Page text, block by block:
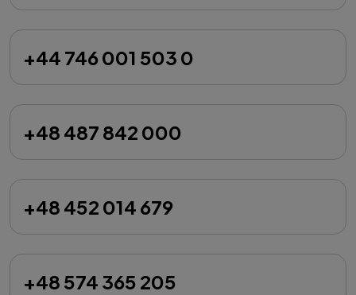
+44 746 001 503 0
+48 487 842 000
+48 452 014 679
+48 574 365 205